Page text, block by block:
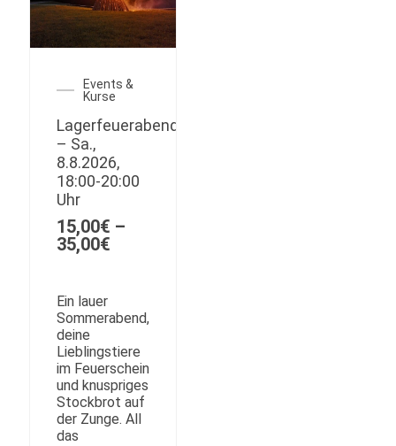
Events &
Kurse
Lagerfeuerabend
– Sa.,
8.8.2026,
18:00-20:00
Uhr
15,00€ –
35,00€
Ein lauer
Sommerabend,
deine
Lieblingstiere
im Feuerschein
und knuspriges
Stockbrot auf
der Zunge. All
das